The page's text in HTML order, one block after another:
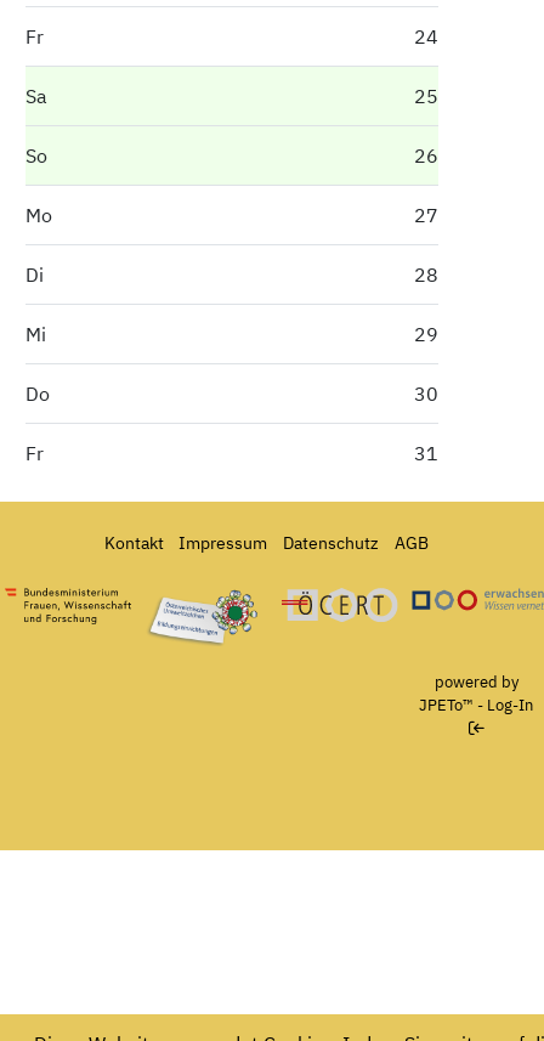
Fr 24
Sa 25
So 26
Mo 27
Di 28
Mi 29
Do 30
Fr 31
Kontakt Impressum Datenschutz AGB
Bundesministerium für Frauen, Wissenschaft und Forschung
Österreichisches Umweltzeichen für
Ö-Cert
powered by
JPETo™ - Log-In